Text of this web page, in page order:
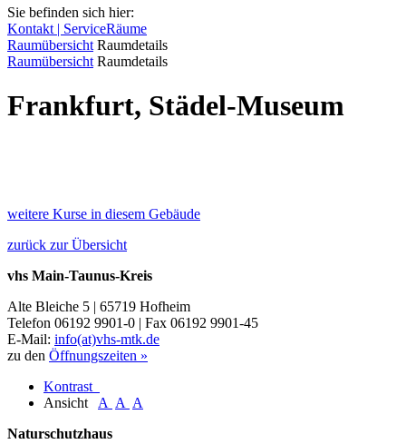
Sie befinden sich hier:
Kontakt | ServiceRäume
Raumübersicht Raumdetails
Raumübersicht Raumdetails
Frankfurt, Städel-Museum
weitere Kurse in diesem Gebäude
zurück zur Übersicht
vhs Main-Taunus-Kreis
Alte Bleiche 5 | 65719 Hofheim
Telefon 06192 9901-0 | Fax 06192 9901-45
E-Mail: info(at)vhs-mtk.de
zu den Öffnungszeiten »
Kontrast
Ansicht A A A
Naturschutzhaus